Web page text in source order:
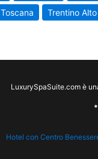
Toscana Trentino
LuxurySpaSuite.com è
Hotel con Centro